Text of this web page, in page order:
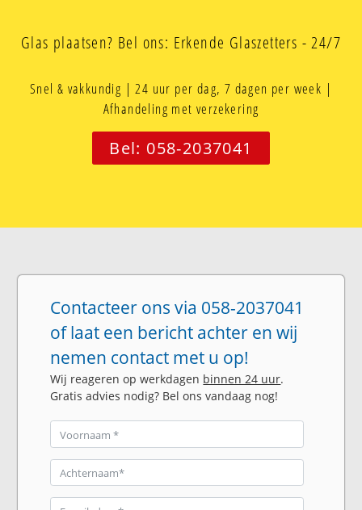
Glas plaatsen? Bel ons: Erkende Glaszetters - 24/7
Snel & vakkundig | 24 uur per dag, 7 dagen per week |
Afhandeling met verzekering
Bel: 058-2037041
Contacteer ons via 058-2037041
of laat een bericht achter en wij
nemen contact met u op!
Wij reageren op werkdagen binnen 24 uur.
Gratis advies nodig? Bel ons vandaag nog!